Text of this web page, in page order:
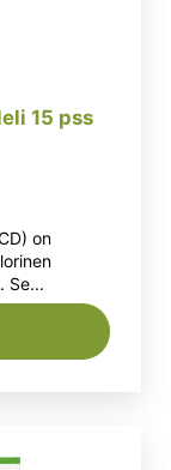
15 pss
€.
on
Se...